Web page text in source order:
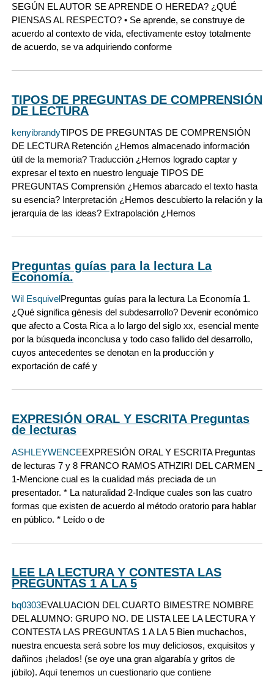
SEGÚN EL AUTOR SE APRENDE O HEREDA? ¿QUÉ
PIENSAS AL RESPECTO? • Se aprende, se construye de
acuerdo al contexto de vida, efectivamente estoy totalmente
de acuerdo, se va adquiriendo conforme
TIPOS DE PREGUNTAS DE COMPRENSIÓN
DE LECTURA
kenyibrandyTIPOS DE PREGUNTAS DE COMPRENSIÓN
DE LECTURA Retención ¿Hemos almacenado información
útil de la memoria? Traducción ¿Hemos logrado captar y
expresar el texto en nuestro lenguaje TIPOS DE
PREGUNTAS Comprensión ¿Hemos abarcado el texto hasta
su esencia? Interpretación ¿Hemos descubierto la relación y la
jerarquía de las ideas? Extrapolación ¿Hemos
Preguntas guías para la lectura La
Economía.
Wil EsquivelPreguntas guías para la lectura La Economía 1.
¿Qué significa génesis del subdesarrollo? Devenir económico
que afecto a Costa Rica a lo largo del siglo xx, esencial mente
por la búsqueda inconclusa y todo caso fallido del desarrollo,
cuyos antecedentes se denotan en la producción y
exportación de café y
EXPRESIÓN ORAL Y ESCRITA Preguntas
de lecturas
ASHLEYWENCEEXPRESIÓN ORAL Y ESCRITA Preguntas
de lecturas 7 y 8 FRANCO RAMOS ATHZIRI DEL CARMEN _
1-Mencione cual es la cualidad más preciada de un
presentador. * La naturalidad 2-Indique cuales son las cuatro
formas que existen de acuerdo al método oratorio para hablar
en público. * Leído o de
LEE LA LECTURA Y CONTESTA LAS
PREGUNTAS 1 A LA 5
bq0303EVALUACION DEL CUARTO BIMESTRE NOMBRE
DEL ALUMNO: GRUPO NO. DE LISTA LEE LA LECTURA Y
CONTESTA LAS PREGUNTAS 1 A LA 5 Bien muchachos,
nuestra encuesta será sobre los muy deliciosos, exquisitos y
dañinos ¡helados! (se oye una gran algarabía y gritos de
júbilo). Aquí tenemos un cuestionario que contiene